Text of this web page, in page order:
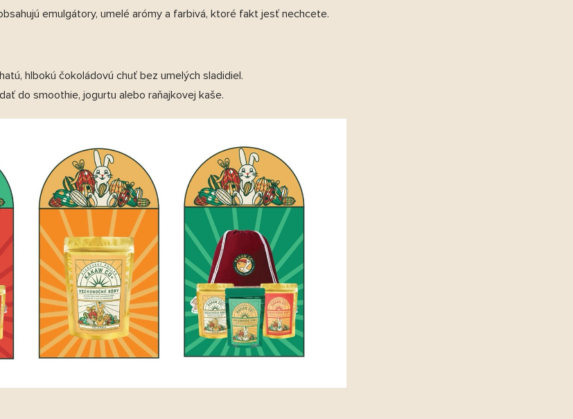
emulgátory, umelé arómy a farbivá, ktoré fakt jesť nechcete.
hlbokú čokoládovú chuť bez umelých sladidiel.
do smoothie, jogurtu alebo raňajkovej kaše.